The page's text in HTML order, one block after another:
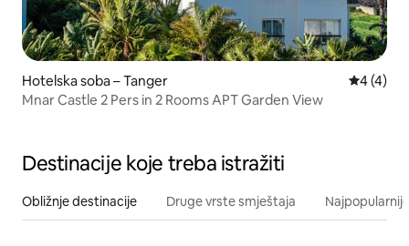
Hotelska soba – Tanger
4 (4)
Mnar Castle 2 Pers in 2 Rooms APT Garden View
Destinacije koje treba istražiti
Obližnje destinacije Druge vrste smještaja